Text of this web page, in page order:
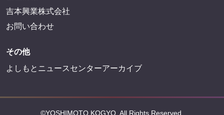
吉本興業株式会社
お問い合わせ
その他
よしもとニュースセンターアーカイブ
©YOSHIMOTO KOGYO, All Rights Reserved.